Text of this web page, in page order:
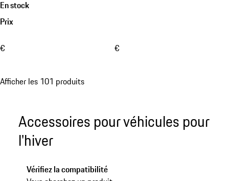
En stock
Prix
€ €
Afficher les 101 produits
Accessoires pour véhicules pour
l'hiver
Vérifiez la compatibilité